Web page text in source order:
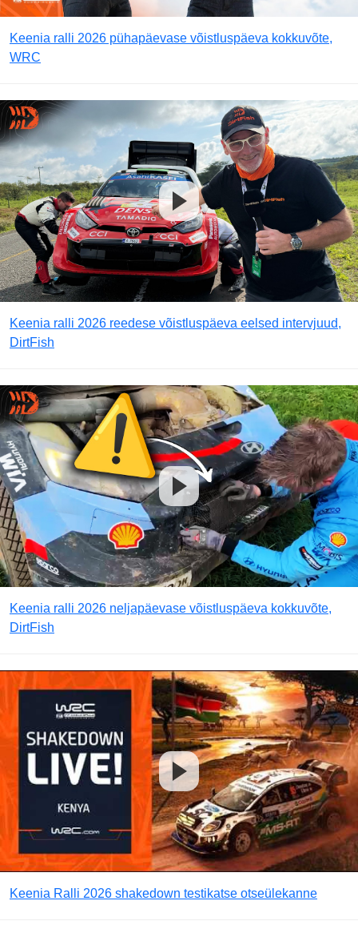
Keenia ralli 2026 pühapäevase võistluspäeva kokkuvõte,
WRC
Keenia ralli 2026 reedese võistluspäeva eelsed intervjuud,
DirtFish
Keenia ralli 2026 neljapäevase võistluspäeva kokkuvõte,
DirtFish
Keenia Ralli 2026 shakedown testikatse otseülekanne